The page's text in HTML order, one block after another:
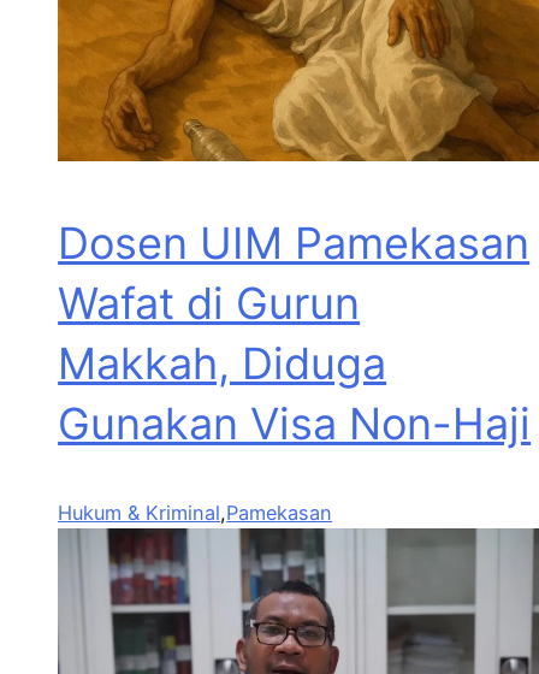
Dosen UIM Pamekasan
Wafat di Gurun
Makkah, Diduga
Gunakan Visa Non-Haji
Hukum & Kriminal,Pamekasan